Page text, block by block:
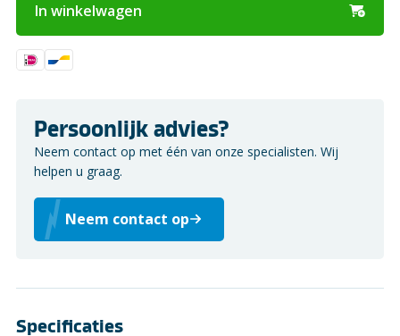
In winkelwagen
Persoonlijk advies?
Neem contact op met één van onze specialisten. Wij
helpen u graag.
Neem contact op
Specificaties